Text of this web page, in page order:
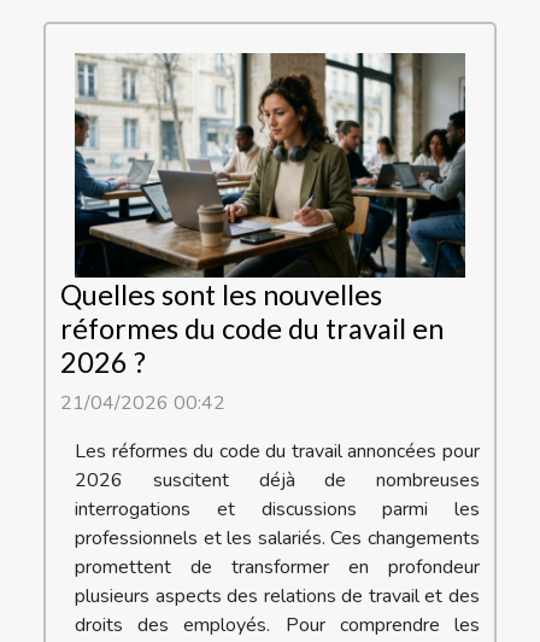
Quelles sont les nouvelles
réformes du code du travail en
2026 ?
21/04/2026 00:42
Les réformes du code du travail annoncées pour
2026 suscitent déjà de nombreuses
interrogations et discussions parmi les
professionnels et les salariés. Ces changements
promettent de transformer en profondeur
plusieurs aspects des relations de travail et des
droits des employés. Pour comprendre les